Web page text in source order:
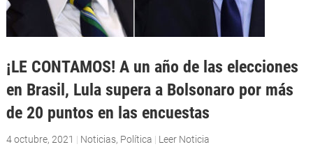
¡LE CONTAMOS! A un año de las elecciones
en Brasil, Lula supera a Bolsonaro por más
de 20 puntos en las encuestas
4 octubre, 2021 | Noticias, Política | Leer Noticia